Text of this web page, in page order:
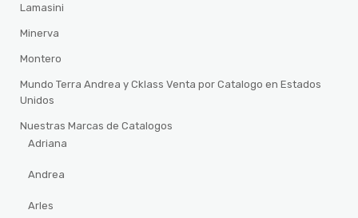
Lamasini
Minerva
Montero
Mundo Terra Andrea y Cklass Venta por Catalogo en Estados
Unidos
Nuestras Marcas de Catalogos
Adriana
Andrea
Arles